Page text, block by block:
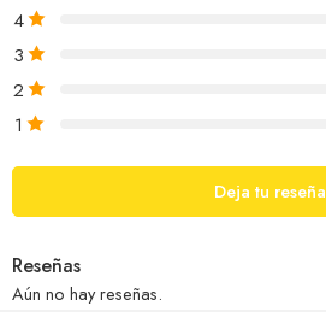
4
3
2
1
Deja tu reseña
Reseñas
Aún no hay reseñas.